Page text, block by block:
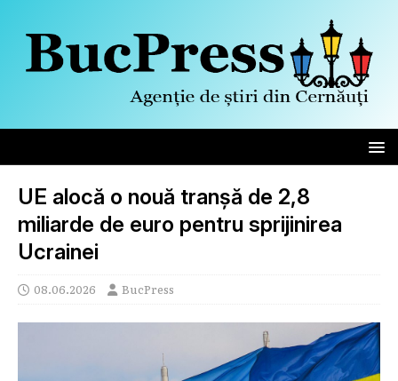
UE alocă o nouă tranșă de 2,8
miliarde de euro pentru sprijinirea
Ucrainei
08.06.2026 BucPress